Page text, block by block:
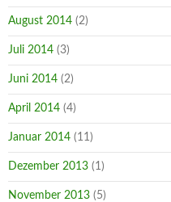
August 2014 (2)
Juli 2014 (3)
Juni 2014 (2)
April 2014 (4)
Januar 2014 (11)
Dezember 2013 (1)
November 2013 (5)